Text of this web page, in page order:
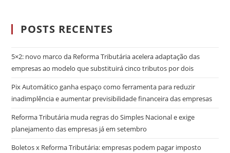
POSTS RECENTES
5×2: novo marco da Reforma Tributária acelera adaptação das
empresas ao modelo que substituirá cinco tributos por dois
Pix Automático ganha espaço como ferramenta para reduzir
inadimplência e aumentar previsibilidade financeira das empresas
Reforma Tributária muda regras do Simples Nacional e exige
planejamento das empresas já em setembro
Boletos x Reforma Tributária: empresas podem pagar imposto